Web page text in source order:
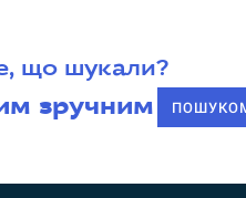
що шукали?
зручним